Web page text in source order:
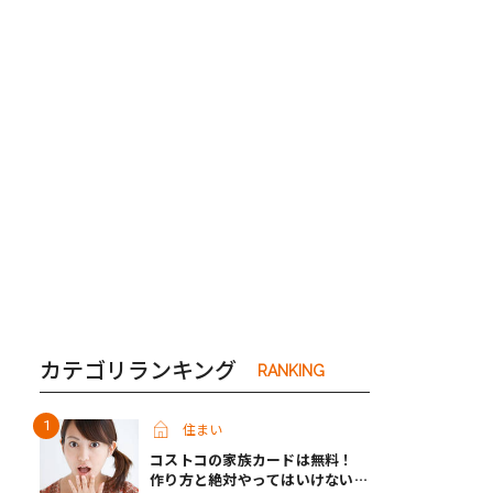
夫婦
カテゴリランキング RANKING
住まい
コストコの家族カードは無料！
作り方と絶対やってはいけないパ